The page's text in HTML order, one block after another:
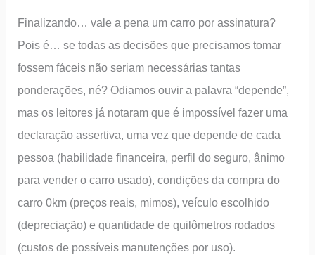
Finalizando… vale a pena um carro por assinatura?
Pois é… se todas as decisões que precisamos tomar
fossem fáceis não seriam necessárias tantas
ponderações, né? Odiamos ouvir a palavra “depende”,
mas os leitores já notaram que é impossível fazer uma
declaração assertiva, uma vez que depende de cada
pessoa (habilidade financeira, perfil do seguro, ânimo
para vender o carro usado), condições da compra do
carro 0km (preços reais, mimos), veículo escolhido
(depreciação) e quantidade de quilômetros rodados
(custos de possíveis manutenções por uso).